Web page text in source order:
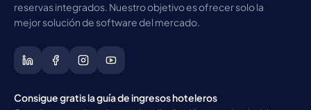
reservas integrados. Nuestro objetivo es ofrecer solo la
mejor solución de software del mercado.
Consigue gratis la guía de ingresos hoteleros